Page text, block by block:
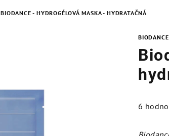
BIODANCE - HYDROGÉLOVÁ MASKA - HYDRATAČNÁ
BIODANCE
produktu
6